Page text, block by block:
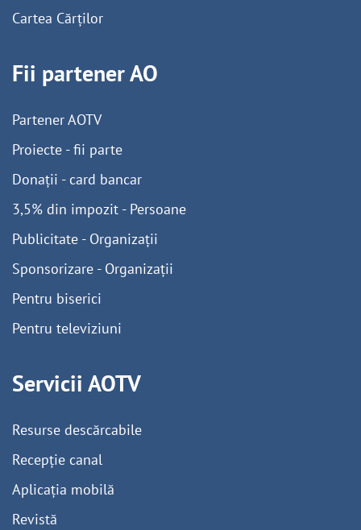
Cartea Cărților
Fii partener AO
Partener AOTV
Proiecte - fii parte
Donații - card bancar
3,5% din impozit - Persoane
Publicitate - Organizații
Sponsorizare - Organizații
Pentru biserici
Pentru televiziuni
Servicii AOTV
Resurse descărcabile
Recepție canal
Aplicația mobilă
Revistă